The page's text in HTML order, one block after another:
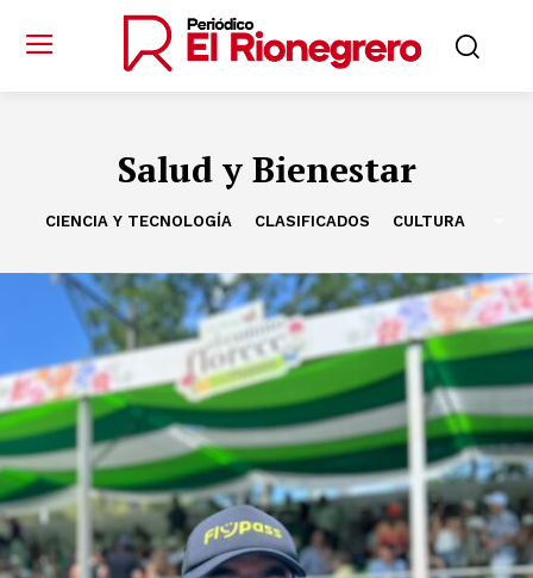
Salud y Bienestar
CIENCIA Y TECNOLOGÍA CLASIFICADOS CULTURA